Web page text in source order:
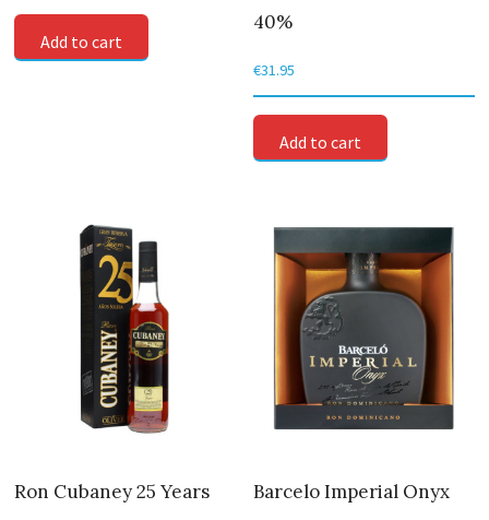
Add to cart
40%
€31.95
Add to cart
Ron Cubaney 25 Years Barcelo Imperial Onyx